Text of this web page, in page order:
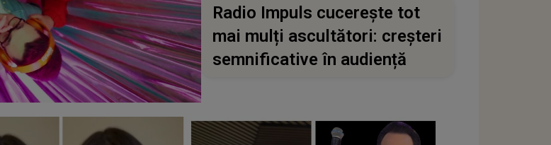
Radio Impuls cucerește tot
mai mulți ascultători: creșteri
semnificative în audiență